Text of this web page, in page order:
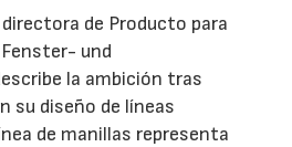
de Producto para
und
la ambición tras
su diseño de líneas
de manillas representa